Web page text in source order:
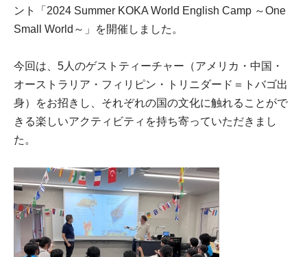
ント「2024 Summer KOKA World English Camp ～One
Small World～」を開催しました。
今回は、5人のゲストティーチャー（アメリカ・中国・
オーストラリア・フィリピン・トリニダード＝トバゴ出
身）をお招きし、それぞれの国の文化に触れることがで
きる楽しいアクティビティを持ち寄っていただきまし
た。